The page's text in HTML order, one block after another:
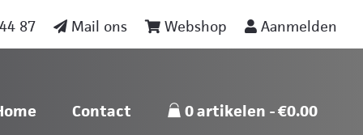
87 Mail ons Webshop Aanmelden
naar content
Contact 0 artikelen €0.00